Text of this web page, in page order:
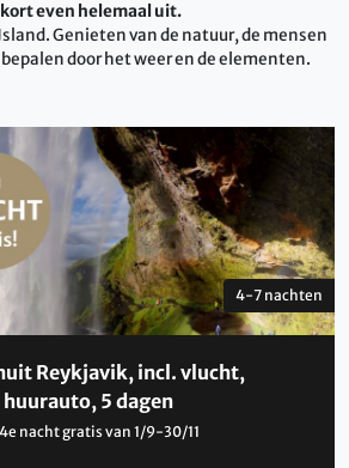
kort even helemaal uit.
Genieten van de natuur, de mensen
door het weer en de elementen.
Reykjavik, incl. vlucht,
5 dagen
nacht gratis van 1/9-30/11
4-7 nachten